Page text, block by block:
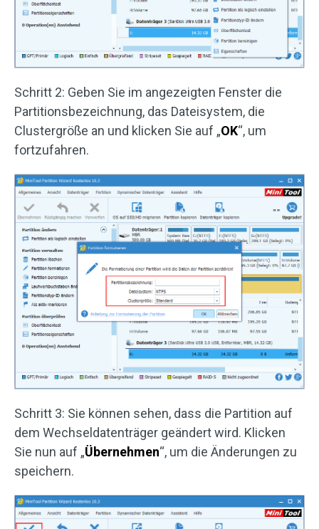
Schritt 2: Geben Sie im angezeigten Fenster die
Partitionsbezeichnung, das Dateisystem, die
Clustergröße an und klicken Sie auf „OK“, um
fortzufahren.
Schritt 3: Sie können sehen, dass die Partition auf
dem Wechseldatenträger geändert wird. Klicken
Sie nun auf „Übernehmen“, um die Änderungen zu
speichern.